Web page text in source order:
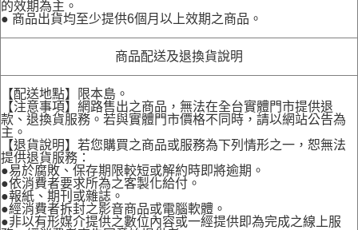
的效期為主。
● 商品出貨均至少提供6個月以上效期之商品。
商品配送及退換貨說明
【配送地點】限本島。
【注意事項】網路售出之商品，無法在全台實體門市提供退
款、退換貨服務。若與實體門市價格不同時，請以網站公告為
主。
【退貨說明】若您購買之商品或服務為下列情形之一，恕無法
提供退貨服務：
●易於腐敗、保存期限較短或解約時即將逾期。
●依消費者要求所為之客製化給付。
●報紙、期刊或雜誌。
●經消費者拆封之影音商品或電腦軟體。
●非以有形媒介提供之數位內容或一經提供即為完成之線上服